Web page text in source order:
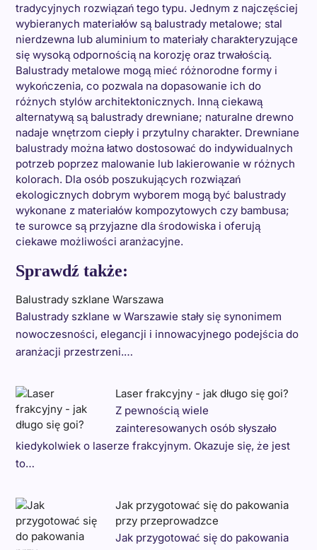
tradycyjnych rozwiązań tego typu. Jednym z najczęściej
wybieranych materiałów są balustrady metalowe; stal
nierdzewna lub aluminium to materiały charakteryzujące
się wysoką odpornością na korozję oraz trwałością.
Balustrady metalowe mogą mieć różnorodne formy i
wykończenia, co pozwala na dopasowanie ich do
różnych stylów architektonicznych. Inną ciekawą
alternatywą są balustrady drewniane; naturalne drewno
nadaje wnętrzom ciepły i przytulny charakter. Drewniane
balustrady można łatwo dostosować do indywidualnych
potrzeb poprzez malowanie lub lakierowanie w różnych
kolorach. Dla osób poszukujących rozwiązań
ekologicznych dobrym wyborem mogą być balustrady
wykonane z materiałów kompozytowych czy bambusa;
te surowce są przyjazne dla środowiska i oferują
ciekawe możliwości aranżacyjne.
Sprawdź także:
Balustrady szklane Warszawa
Balustrady szklane w Warszawie stały się synonimem
nowoczesności, elegancji i innowacyjnego podejścia do
aranżacji przestrzeni.…
Laser frakcyjny - jak długo się goi?
Z pewnością wiele
zainteresowanych osób słyszało
kiedykolwiek o laserze frakcyjnym. Okazuje się, że jest
to…
Jak przygotować się do pakowania
przy przeprowadzce
Jak przygotować się do pakowania